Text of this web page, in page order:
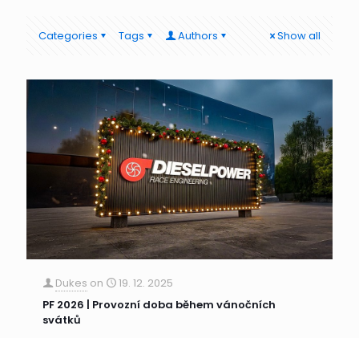
Categories Tags Authors Show all
Dukes on
19. 12. 2025
PF 2026 | Provozní doba během vánočních
svátků